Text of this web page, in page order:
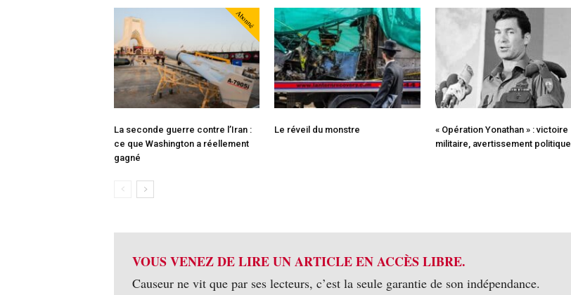
Abonné
La seconde guerre contre l’Iran :
ce que Washington a réellement
gagné
Le réveil du monstre
« Opération Yonathan » : victoire
militaire, avertissement politique
VOUS VENEZ DE LIRE UN ARTICLE EN ACCÈS LIBRE.
Causeur ne vit que par ses lecteurs, c’est la seule garantie de son indépendance.